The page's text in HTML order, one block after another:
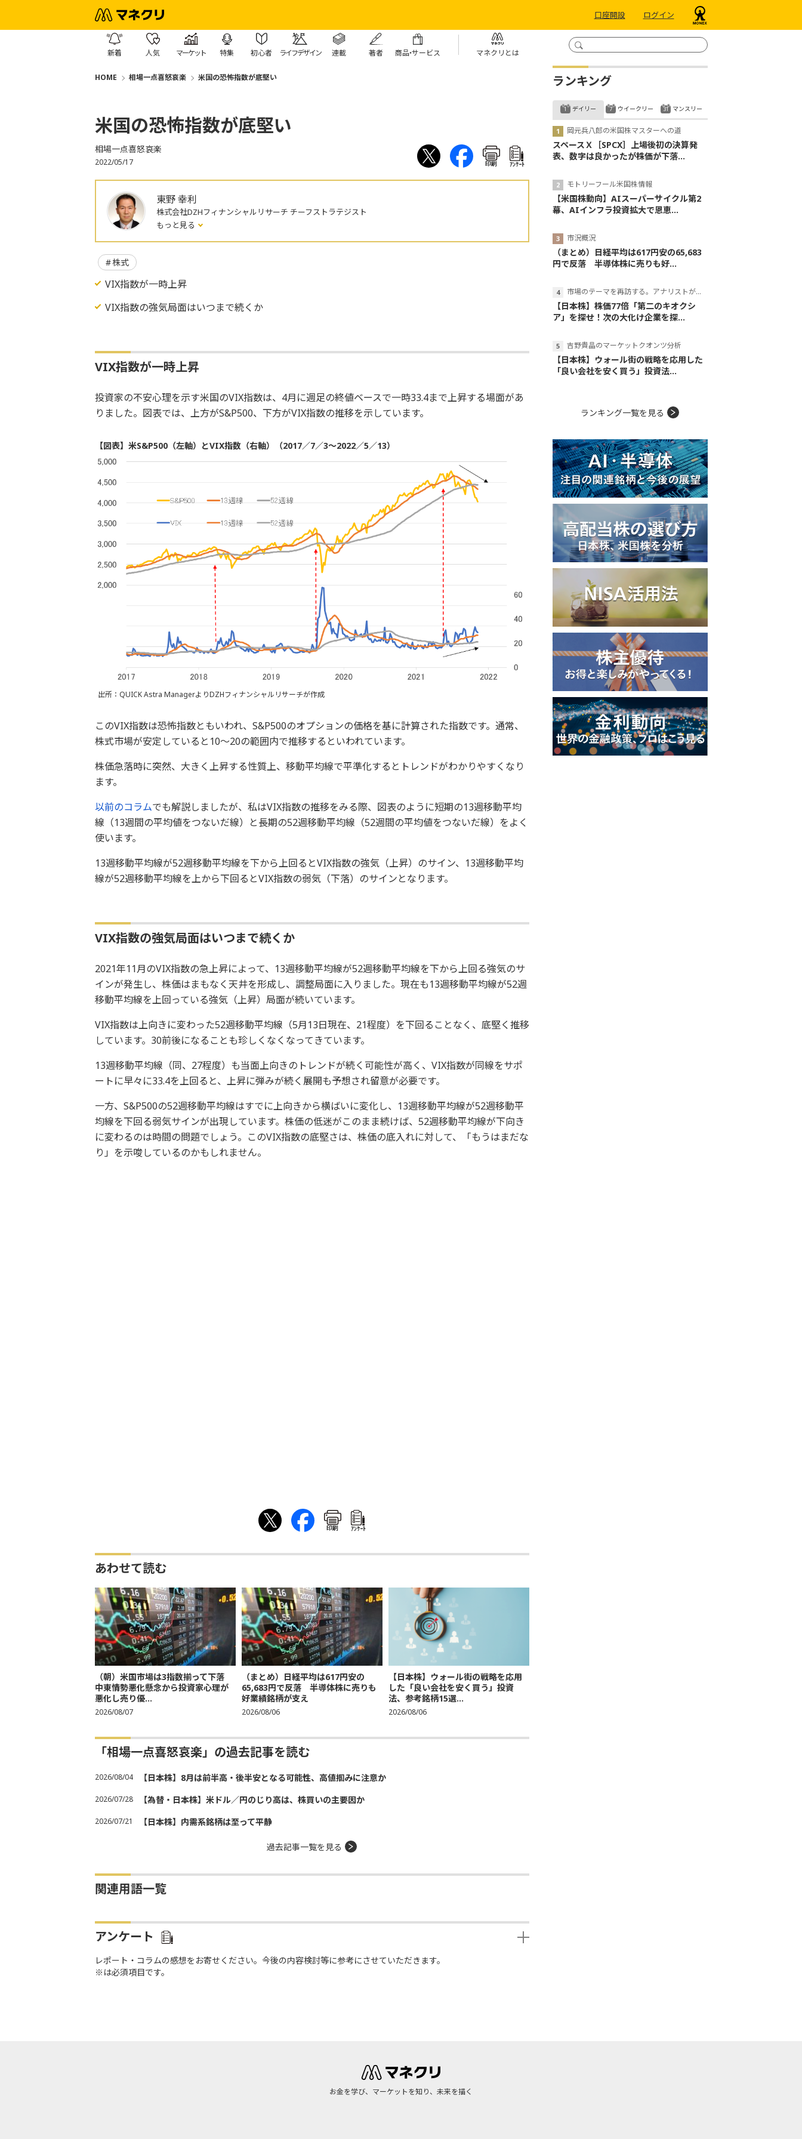
口座開設 ログイン
新着 人気 マーケット 特集 初心者 ライフデザイン 連載 著者 商品・サービス マネクリとは
HOME 相場一点喜怒哀楽 米国の恐怖指数が底堅い
米国の恐怖指数が底堅い
相場一点喜怒哀楽
2022/05/17 印刷 ｱﾝｹｰﾄ
東野 幸利
株式会社DZHフィナンシャルリサーチ チーフストラテジスト
もっと見る
株式
VIX指数が一時上昇
VIX指数の強気局面はいつまで続くか
VIX指数が一時上昇
投資家の不安心理を示す米国のVIX指数は、4月に週足の終値ベースで一時33.4まで上昇する場面があ
りました。図表では、上方がS&P500、下方がVIX指数の推移を示しています。
【図表】米S&P500（左軸）とVIX指数（右軸）（2017／7／3～2022／5／13）
出所：QUICK Astra ManagerよりDZHフィナンシャルリサーチが作成
このVIX指数は恐怖指数ともいわれ、S&P500のオプションの価格を基に計算された指数です。通常、
株式市場が安定していると10～20の範囲内で推移するといわれています。
株価急落時に突然、大きく上昇する性質上、移動平均線で平準化するとトレンドがわかりやすくなり
ます。
以前のコラムでも解説しましたが、私はVIX指数の推移をみる際、図表のように短期の13週移動平均
線（13週間の平均値をつないだ線）と長期の52週移動平均線（52週間の平均値をつないだ線）をよく
使います。
13週移動平均線が52週移動平均線を下から上回るとVIX指数の強気（上昇）のサイン、13週移動平均
線が52週移動平均線を上から下回るとVIX指数の弱気（下落）のサインとなります。
VIX指数の強気局面はいつまで続くか
2021年11月のVIX指数の急上昇によって、13週移動平均線が52週移動平均線を下から上回る強気のサ
インが発生し、株価はまもなく天井を形成し、調整局面に入りました。現在も13週移動平均線が52週
移動平均線を上回っている強気（上昇）局面が続いています。
VIX指数は上向きに変わった52週移動平均線（5月13日現在、21程度）を下回ることなく、底堅く推移
しています。30前後になることも珍しくなくなってきています。
13週移動平均線（同、27程度）も当面上向きのトレンドが続く可能性が高く、VIX指数が同線をサポ
ートに早々に33.4を上回ると、上昇に弾みが続く展開も予想され留意が必要です。
一方、S&P500の52週移動平均線はすでに上向きから横ばいに変化し、13週移動平均線が52週移動平
均線を下回る弱気サインが出現しています。株価の低迷がこのまま続けば、52週移動平均線が下向き
に変わるのは時間の問題でしょう。このVIX指数の底堅さは、株価の底入れに対して、「もうはまだな
り」を示唆しているのかもしれません。
印刷 ｱﾝｹｰﾄ
あわせて読む
（朝）米国市場は3指数揃って下落
中東情勢悪化懸念から投資家心理が
悪化し売り優...
2026/08/07
（まとめ）日経平均は617円安の
65,683円で反落 半導体株に売りも
好業績銘柄が支え
2026/08/06
【日本株】ウォール街の戦略を応用
した「良い会社を安く買う」投資
法、参考銘柄15選...
2026/08/06
「相場一点喜怒哀楽」の過去記事を読む
2026/08/04 【日本株】8月は前半高・後半安となる可能性、高値掴みに注意か
2026/07/28 【為替・日本株】米ドル／円のじり高は、株買いの主要因か
2026/07/21 【日本株】内需系銘柄は至って平静
過去記事一覧を見る
関連用語一覧
アンケート
レポート・コラムの感想をお寄せください。今後の内容検討等に参考にさせていただきます。
※は必須項目です。
ランキング
デイリー
岡元兵八郎の米国株マスターへの道
スペースＸ［SPCX］上場後初の決算発
表、数字は良かったが株価が下落...
モトリーフール米国株情報
【米国株動向】AIスーパーサイクル第2
幕、AIインフラ投資拡大で恩恵...
市況概況
（まとめ）日経平均は617円安の65,683
円で反落 半導体株に売りも好...
市場のテーマを再訪する。アナリストが読み解くテーマの本質
【日本株】株価77倍「第二のキオクシ
ア」を探せ！次の大化け企業を探...
吉野貴晶のマーケットクオンツ分析
【日本株】ウォール街の戦略を応用した
「良い会社を安く買う」投資法...
ウイークリー マンスリー
ランキング一覧を見る
お金を学び、マーケットを知り、未来を描く